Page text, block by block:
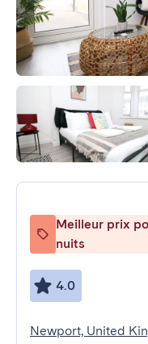
Meilleur prix
nuits
4.0
Newport, United